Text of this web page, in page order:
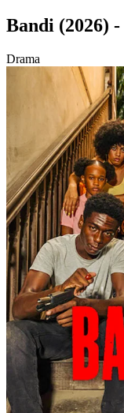
Bandi (2026) -
Drama